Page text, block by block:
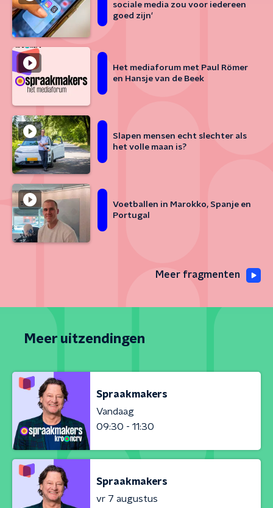
sociale media zou voor iedereen
goed zijn'
Het mediaforum met Paul Römer
en Hansje van de Beek
Slapen mensen echt slechter als
het volle maan is?
Voetballen in Marokko, Spanje en
Portugal
Meer fragmenten
Meer uitzendingen
Spraakmakers
Vandaag
09:30 - 11:30
Spraakmakers
vr 7 augustus